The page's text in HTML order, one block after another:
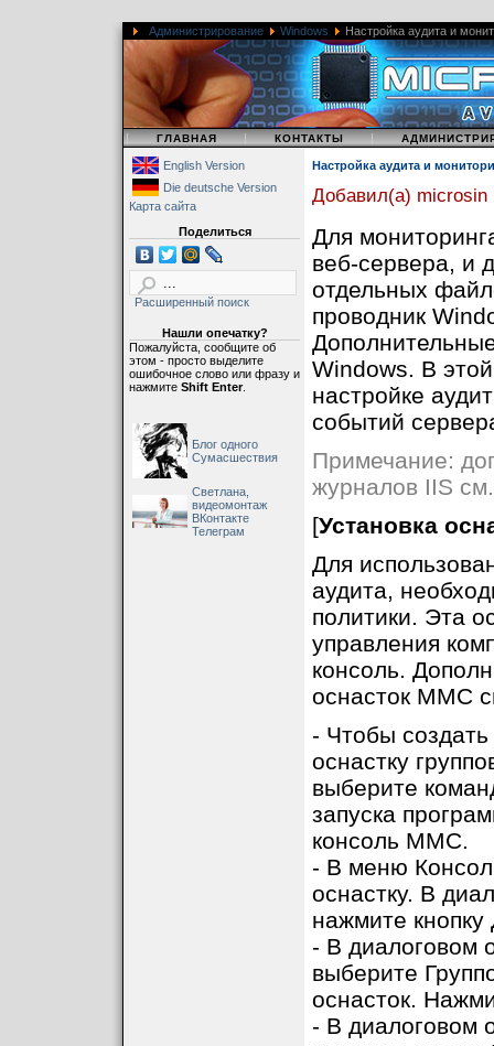
Администрирование Windows Настройка аудита и
| ГЛАВНАЯ | КОНТАКТЫ |
English Version
Die deutsche Version
Карта сайта
Поделиться
Расширенный поиск
Нашли опечатку?
Пожалуйста, сообщите об
этом - просто выделите
ошибочное слово или фразу и
нажмите Shift Enter.
Блог одного
Сумасшествия
Светлана,
видеомонтаж
ВКонтакте
Телеграм
Настройка аудита и
Добавил(а) microsin
Для
веб-сервера, и
отдельных
проводник
Windows. В
настройке
событий
Примечание:
журналов IIS
[Установка
Для
аудита,
политики. Эта
управления
консоль.
оснасток MMC
- Чтобы
оснастку
выберите
запуска
консоль MMC.
- В меню
оснастку. В
нажмите кнопку
- В диалоговом
выберите
оснасток.
- В диалоговом